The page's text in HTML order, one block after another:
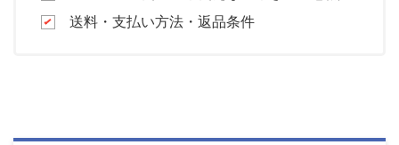
送料・支払い方法・返品条件